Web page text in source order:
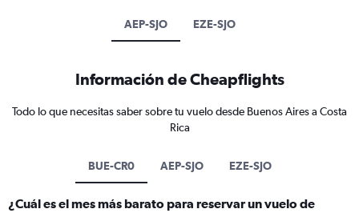
AEP-SJO EZE-SJO
Información de Cheapflights
Todo lo que necesitas saber sobre tu vuelo desde Buenos Aires a Costa
Rica
BUE-CR0 AEP-SJO EZE-SJO
¿Cuál es el mes más barato para reservar un vuelo de